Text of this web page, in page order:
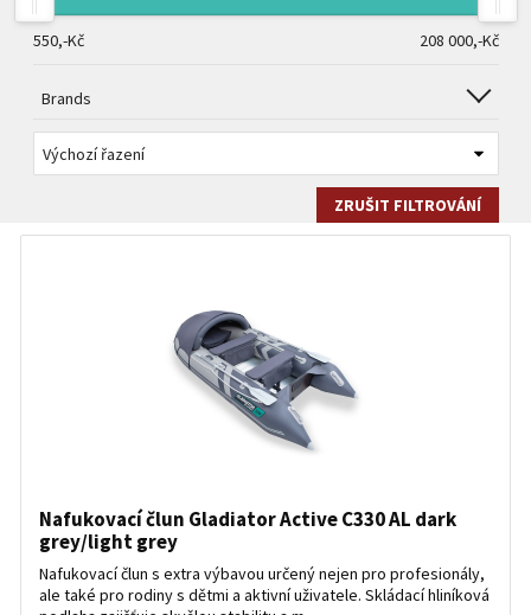
550,-Kč 208 000,-Kč
Brands
ZRUŠIT FILTROVÁNÍ
Nafukovací člun Gladiator Active C330 AL dark
grey/light grey
Nafukovací člun s extra výbavou určený nejen pro profesionály,
ale také pro rodiny s dětmi a aktivní uživatele. Skládací hliníková